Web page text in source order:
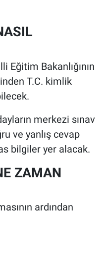
Eğitim Bakanlığının
T.C. kimlik
merkezi sınav
ve yanlış cevap
bilgiler yer alacak.
ZAMAN
ardından